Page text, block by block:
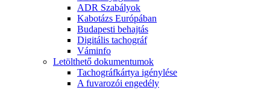
ADR Szabályok
Kabotázs Európában
Budapesti behajtás
Digitális tachográf
Váminfo
Letölthető dokumentumok
Tachográfkártya igénylése
A fuvarozói engedély